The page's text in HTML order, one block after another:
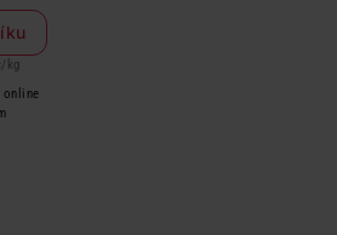
/ kg
online